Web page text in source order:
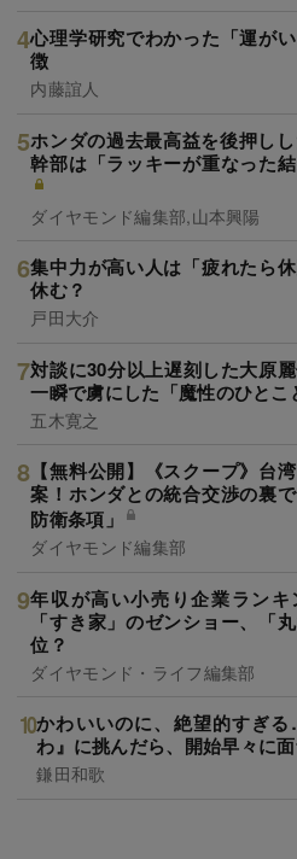
心理学研究でわかった「運が
徴
内藤誼人
ホンダの過去最高益を後押し
幹部は「ラッキーが重なった
ダイヤモンド編集部,山本興陽
集中力が高い人は「疲れたら
休む？
戸田大介
対談に30分以上遅刻した大原
一瞬で虜にした「魔性のひとこ
五木寛之
【無料公開】《スクープ》台
案！ホンダとの統合交渉の裏
防衛条項」
ダイヤモンド編集部
年収が高い小売り企業ランキ
「すき家」のゼンショー、「
位？
ダイヤモンド・ライフ編集部
かわいいのに、絶望的すぎ
わ』に挑んだら、開始早々に
鎌田和歌